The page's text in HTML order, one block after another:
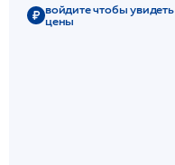
войдите чтобы увидеть
цены